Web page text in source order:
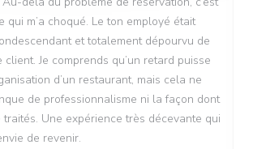
qui m’a choqué. Le ton employé était
et totalement dépourvu de
Je comprends qu’un retard puisse
d’un restaurant, mais cela ne
de professionnalisme ni la façon dont
Une expérience très décevante qui
de revenir.